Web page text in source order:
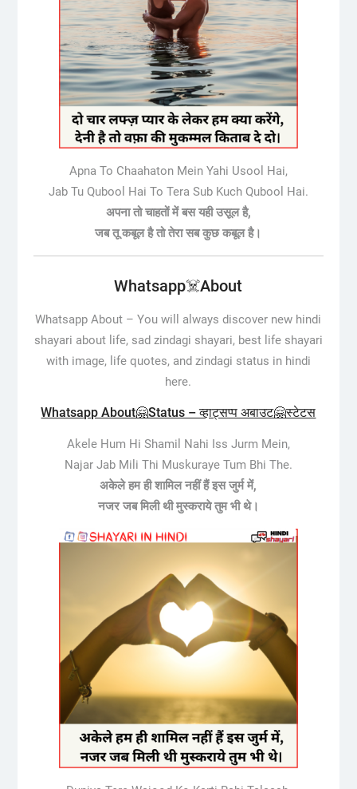
Apna To Chaahaton Mein Yahi Usool Hai,
Jab Tu Qubool Hai To Tera Sub Kuch Qubool Hai.
अपना तो चाहतों में बस यही उसूल है,
जब तू कबूल है तो तेरा सब कुछ कबूल है।
Whatsapp☠️About
Whatsapp About –You will always discover new hindi
shayari about life, sad zindagi shayari, best life shayari
with image, life quotes, and zindagi status in hindi
here.
Whatsapp About🤗Status – व्हाट्सप्प अबाउट🤗स्टेटस
Akele Hum Hi Shamil Nahi Iss Jurm Mein,
Najar Jab Mili Thi Muskuraye Tum Bhi The.
अकेले हम ही शामिल नहीं हैं इस जुर्म में,
नजर जब मिली थी मुस्कराये तुम भी थे।